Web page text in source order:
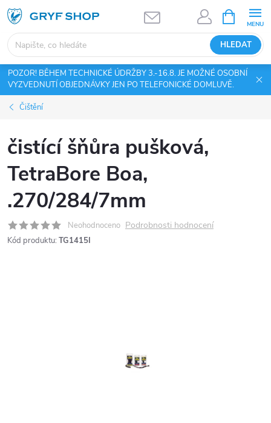
Přejít
na
obsah
HLEDAT
NÁKUPNÍ
KOŠÍK
POZOR! BĚHEM TECHNICKÉ ÚDRŽBY 3.-16.8. JE MOŽNÉ OSOBNÍ
VYZVEDNUTÍ OBJEDNÁVKY JEN PO TELEFONICKÉ DOMLUVĚ.
Čištění
čistící šňůra pušková,
TetraBore Boa,
.270/284/7mm
Neohodnoceno Podrobnosti hodnocení
Kód produktu: TG1415I